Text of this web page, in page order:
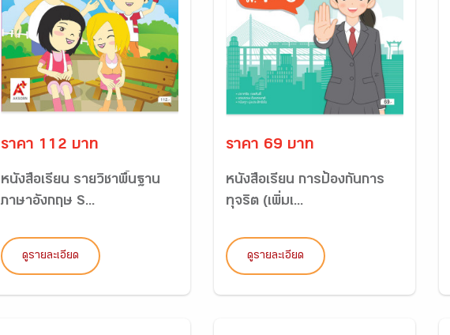
ราคา 112 บาท
หนังสือเรียน รายวิชาพื้นฐาน
ภาษาอังกฤษ S...
ดูรายละเอียด
ราคา 69 บาท
หนังสือเรียน การป้องกันการ
ทุจริต (เพิ่มเ...
ดูรายละเอียด